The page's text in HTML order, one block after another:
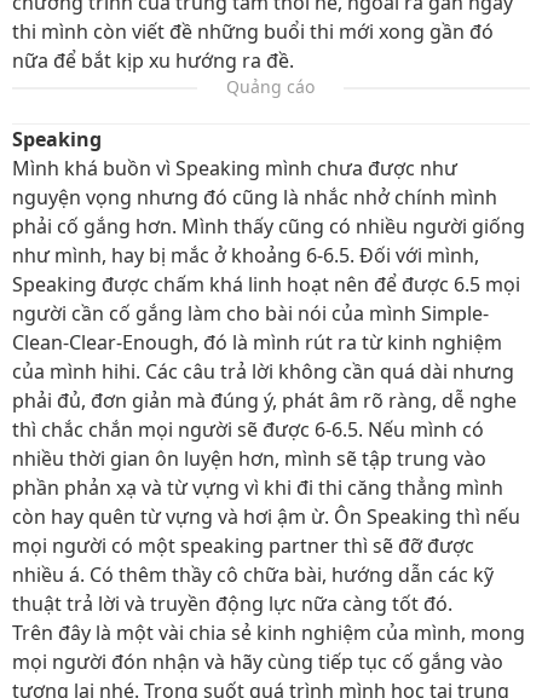
thi mình còn viết đề những buổi thi mới xong gần đó
nữa để bắt kịp xu hướng ra đề.
Quảng cáo
Speaking
Mình khá buồn vì Speaking mình chưa được như
nguyện vọng nhưng đó cũng là nhắc nhở chính mình
phải cố gắng hơn. Mình thấy cũng có nhiều người giống
như mình, hay bị mắc ở khoảng 6-6.5. Đối với mình,
Speaking được chấm khá linh hoạt nên để được 6.5 mọi
người cần cố gắng làm cho bài nói của mình Simple-
Clean-Clear-Enough, đó là mình rút ra từ kinh nghiệm
của mình hihi. Các câu trả lời không cần quá dài nhưng
phải đủ, đơn giản mà đúng ý, phát âm rõ ràng, dễ nghe
thì chắc chắn mọi người sẽ được 6-6.5. Nếu mình có
nhiều thời gian ôn luyện hơn, mình sẽ tập trung vào
phần phản xạ và từ vựng vì khi đi thi căng thẳng mình
còn hay quên từ vựng và hơi ậm ừ. Ôn Speaking thì nếu
mọi người có một speaking partner thì sẽ đỡ được
nhiều á. Có thêm thầy cô chữa bài, hướng dẫn các kỹ
thuật trả lời và truyền động lực nữa càng tốt đó.
Trên đây là một vài chia sẻ kinh nghiệm của mình, mong
mọi người đón nhận và hãy cùng tiếp tục cố gắng vào
tương lai nhé. Trong suốt quá trình mình học tại trung